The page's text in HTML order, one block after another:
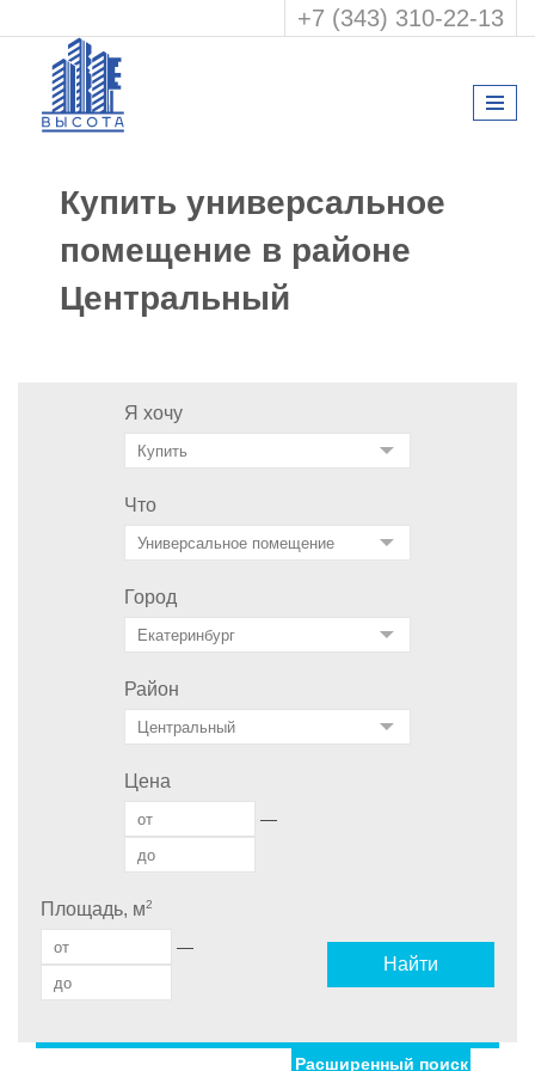
+7 (343) 310-22-13
Купить универсальное
помещение в районе
Центральный
Я хочу
Что
Город
Район
Цена
—
Площадь, м2
—
Найти
Расширенный поиск